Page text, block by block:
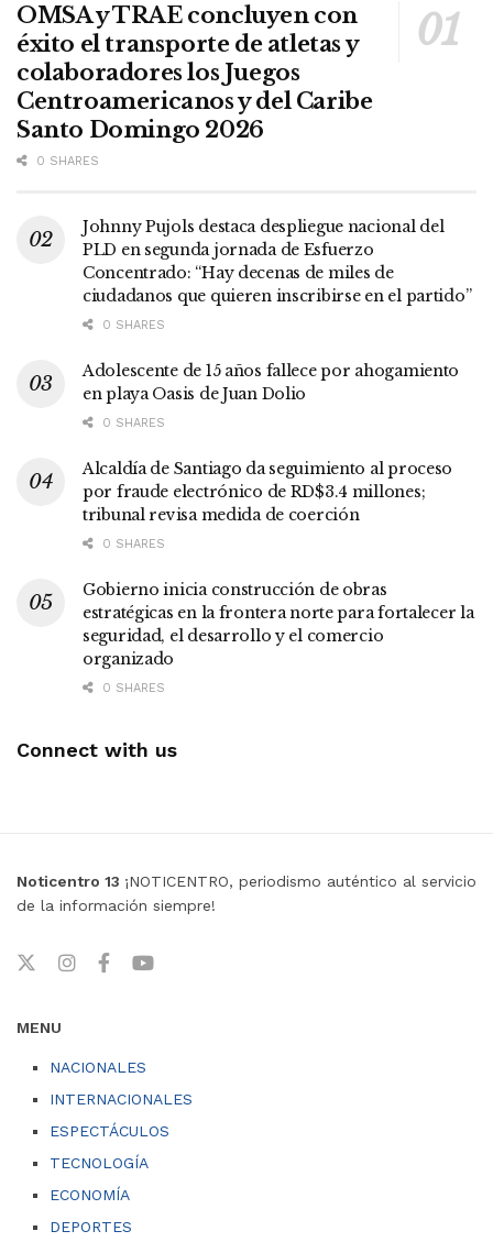
OMSA y TRAE concluyen con
éxito el transporte de atletas y
colaboradores los Juegos
Centroamericanos y del Caribe
Santo Domingo 2026
0 SHARES
Johnny Pujols destaca despliegue nacional del
PLD en segunda jornada de Esfuerzo
Concentrado: “Hay decenas de miles de
ciudadanos que quieren inscribirse en el partido”
0 SHARES
Adolescente de 15 años fallece por ahogamiento
en playa Oasis de Juan Dolio
0 SHARES
Alcaldía de Santiago da seguimiento al proceso
por fraude electrónico de RD$3.4 millones;
tribunal revisa medida de coerción
0 SHARES
Gobierno inicia construcción de obras
estratégicas en la frontera norte para fortalecer la
seguridad, el desarrollo y el comercio
organizado
0 SHARES
Connect with us
Noticentro 13 ¡NOTICENTRO, periodismo auténtico al servicio
de la información siempre!
MENU
NACIONALES
INTERNACIONALES
ESPECTÁCULOS
TECNOLOGÍA
ECONOMÍA
DEPORTES